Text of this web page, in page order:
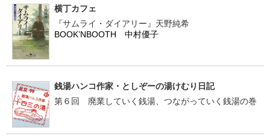
横丁カフェ
『サムライ・ダイアリー』天野純希
BOOK’NBOOTH 中村優子
銭湯ハンコ作家・としぞーの湯けむり日記
第６回 廃業していく銭湯、つながっていく銭湯の巻